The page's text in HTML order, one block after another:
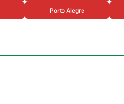
Porto Alegre